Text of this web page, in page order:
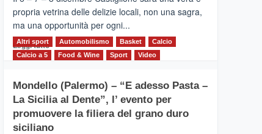
alla
scoperta
del
territorio,
tra
sport
messaggi
di
propria vetrina delle delizie locali, non una sagra,
ma una opportunità per ogni...
Leggi tuttoLeggi
CASTIGLIONE
DI
SICILIA
(Ct)
Altri sport Automobilismo Basket
Calcio
Calcio a 5
Food & Wine Sport Video
Mondello (Palermo) – “E adesso Pasta –
La Sicilia al Dente”, l’ evento per
promuovere la filiera del grano duro
siciliano